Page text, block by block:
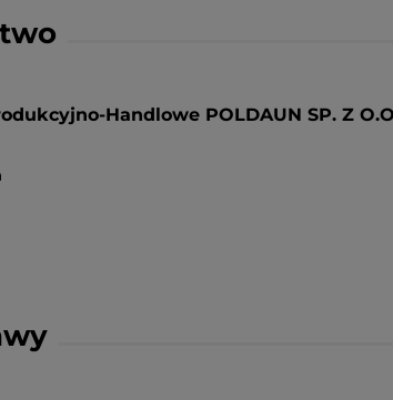
Handlowe POLDAUN SP. Z